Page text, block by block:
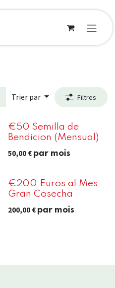
Trier par Filtres
€50 Semilla de
Bendicion (Mensual)
50,00€ par mois
€200 Euros al Mes
Gran Cosecha
200,00€ par mois